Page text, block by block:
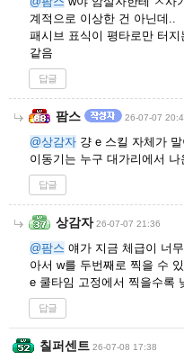
계적으로 이상한 건 아닌데..
패시브 표식이 평타로만 터
같음
답글
팜스 26-07-07
@상감자 걍 e 스킬 자체가
이동기는 누구 대가리에서 나
답글
상감자 26-07-07 21:36
@팜스 얘가 지금 체급이 너
아서 w를 두번째로 찍을 수
e 쿨타임 고정에서 찍을수록
답글
칠퍼센트 26-07-08 17:38